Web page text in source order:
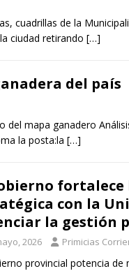
cuadrillas de la
ciudad retirando […]
del país
mapa ganadero
la posta:la […]
con la
la gestión
2026 Primicias
provincial potencia de